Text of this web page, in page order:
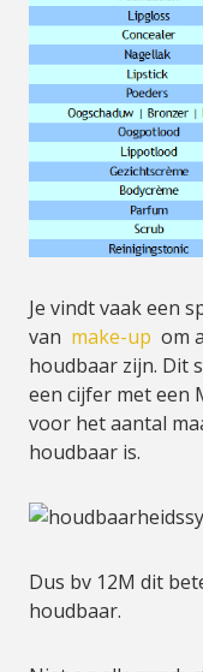
Je vindt vaak een
van make-up om
houdbaar zijn. Dit
een cijfer met een
voor het aantal
houdbaar is.
Dus bv 12M dit
houdbaar.